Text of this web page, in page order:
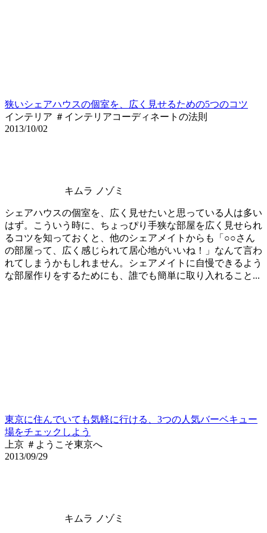
狭いシェアハウスの個室を、広く見せるための5つのコツ
インテリア ＃インテリアコーディネートの法則
2013/10/02
キムラ ノゾミ
シェアハウスの個室を、広く見せたいと思っている人は多い
はず。こういう時に、ちょっぴり手狭な部屋を広く見せられ
るコツを知っておくと、他のシェアメイトからも「○○さん
の部屋って、広く感じられて居心地がいいね！」なんて言わ
れてしまうかもしれません。シェアメイトに自慢できるよう
な部屋作りをするためにも、誰でも簡単に取り入れること...
東京に住んでいても気軽に行ける、3つの人気バーベキュー
場をチェックしよう
上京 ＃ようこそ東京へ
2013/09/29
キムラ ノゾミ